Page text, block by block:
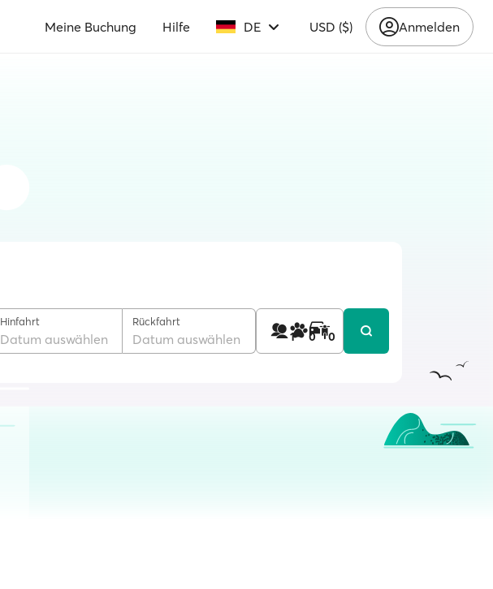
Meine Buchung Hilfe DE USD ($) Anmelden
Hinfahrt
Datum auswählen
Rückfahrt
Datum auswählen 1 0 0